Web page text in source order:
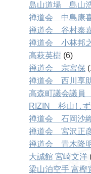
島山道場 島山
禅道会 中島康
禅道会 谷村泰
禅道会 小林邦
高萩英樹 (6)
禅道会 宗宮保
禅道会 西川享
高森町議会議員
RIZIN 杉山し
禅道会 石岡沙
禅道会 宮沢正
禅道会 青木隆
大誠館 宮崎文洋
梁山泊空手 富樫